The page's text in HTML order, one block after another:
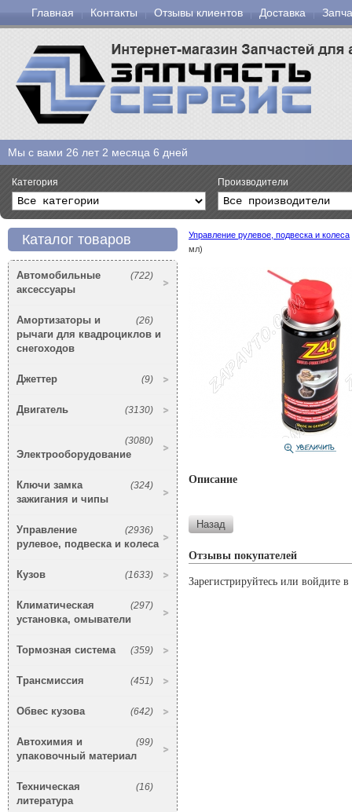
Главная Контакты Отзывы клиентов Доставка
Мы с вами 26 лет 2 месяца 6 дней
Категория Производители
Каталог товаров
(722)
Автомобильные
аксессуары
(26)
Амортизаторы и
рычаги для квадроциклов и
снегоходов
(9)
Джеттер
(3130)
Двигатель
(3080)
Электрооборудование
(324)
Ключи замка
зажигания и чипы
(2936)
Управление
рулевое, подвеска и колеса
(1633)
Кузов
(297)
Климатическая
установка, омыватели
(359)
Тормозная система
(451)
Трансмиссия
(642)
Обвес кузова
(99)
Автохимия и
упаковочный материал
(16)
Техническая
литература
Управление рулевое, подвеска и колеса
мл)
Описание
Отзывы покупателей
Зарегистрируйтесь или войдите